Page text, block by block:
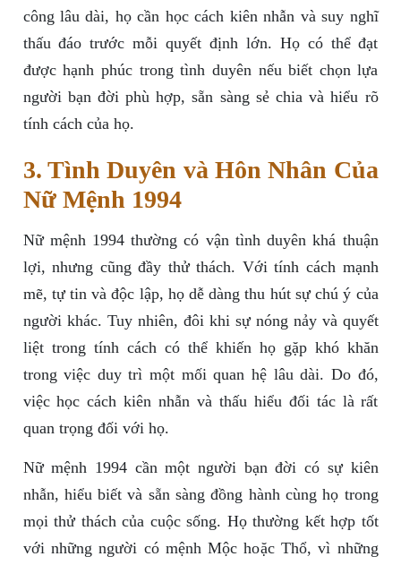
công lâu dài, họ cần học cách kiên nhẫn và suy nghĩ
thấu đáo trước mỗi quyết định lớn. Họ có thể đạt
được hạnh phúc trong tình duyên nếu biết chọn lựa
người bạn đời phù hợp, sẵn sàng sẻ chia và hiểu rõ
tính cách của họ.
3. Tình Duyên và Hôn Nhân Của
Nữ Mệnh 1994
Nữ mệnh 1994 thường có vận tình duyên khá thuận
lợi, nhưng cũng đầy thử thách. Với tính cách mạnh
mẽ, tự tin và độc lập, họ dễ dàng thu hút sự chú ý của
người khác. Tuy nhiên, đôi khi sự nóng nảy và quyết
liệt trong tính cách có thể khiến họ gặp khó khăn
trong việc duy trì một mối quan hệ lâu dài. Do đó,
việc học cách kiên nhẫn và thấu hiểu đối tác là rất
quan trọng đối với họ.
Nữ mệnh 1994 cần một người bạn đời có sự kiên
nhẫn, hiểu biết và sẵn sàng đồng hành cùng họ trong
mọi thử thách của cuộc sống. Họ thường kết hợp tốt
với những người có mệnh Mộc hoặc Thổ, vì những